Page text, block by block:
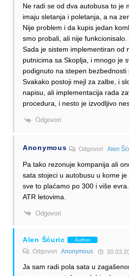
Ne radi se od dva autobusa to je
imaju sletanja i poletanja, a na
Nije problem i da kupis jedan
smo probali, ali nije funkcionisalo.
Sada je sistem implementiran od
putnicima sa Skoplja, i mnogo je
podignuto na stepen bezbednosti
Svakako postoji mejl za zalbe, i
napisu, ali implementacija rada
procedura, i nesto je izvodljivo
Odgovori
Anonymous OdgovoriAlen
Pa tako rezonuje kompanija ali
sata stojeci u autobusu u kome
sve to plaćamo po 300 i više
ATR letovima.
Odgovori
Alen Šćuric Author
Odgovori Anonymous
Ja sam radi pola sata u